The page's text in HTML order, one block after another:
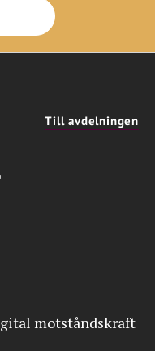
Till avdelningen
motståndskraft